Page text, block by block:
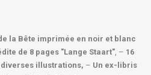
la Bête imprimée en noir et blanc
de 8 pages "Lange Staart", – 16
illustrations, – Un ex-libris